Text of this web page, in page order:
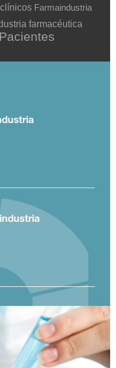
Farmaindustria
farmacéutica
Pacientes